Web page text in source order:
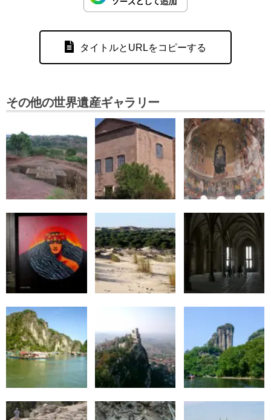
タイトルとURLをコピーする
その他の世界遺産ギャラリー